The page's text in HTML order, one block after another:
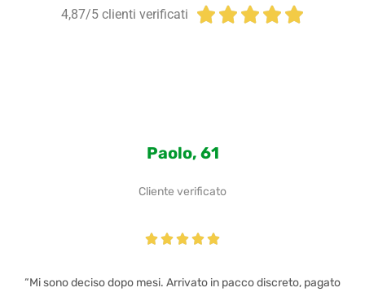
4,87/5 clienti verificati     
Paolo, 61
Cliente verificato

“Mi sono deciso dopo mesi. Arrivato in pacco discreto, pagato